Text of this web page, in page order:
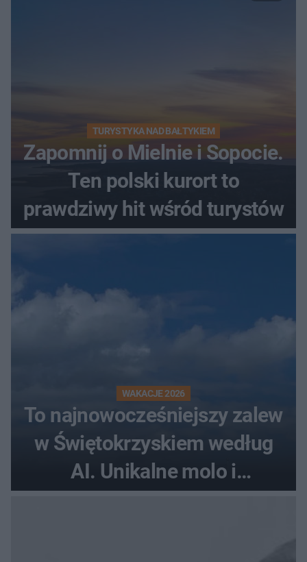
TURYSTYKA NAD BAŁTYKIEM
Zapomnij o Mielnie i Sopocie.
Ten polski kurort to
prawdziwy hit wśród turystów
WAKACJE 2026
To najnowocześniejszy zalew
w Świętokrzyskiem według
AI. Unikalne molo i